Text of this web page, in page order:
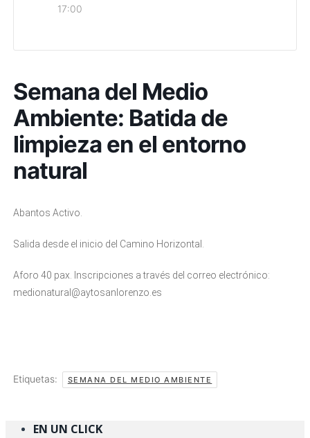
17:00
Semana del Medio
Ambiente: Batida de
limpieza en el entorno
natural
Abantos Activo.
Salida desde el inicio del Camino Horizontal.
Aforo 40 pax. Inscripciones a través del correo electrónico:
medionatural@aytosanlorenzo.es
Etiquetas: SEMANA DEL MEDIO AMBIENTE
EN UN CLICK